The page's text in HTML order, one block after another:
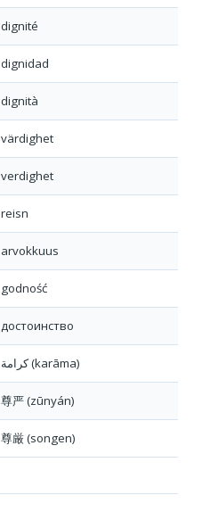
dignité
dignidad
dignità
värdighet
verdighet
reisn
arvokkuus
godność
достоинство
كرامة (karāma)
尊严 (zūnyán)
尊厳 (songen)